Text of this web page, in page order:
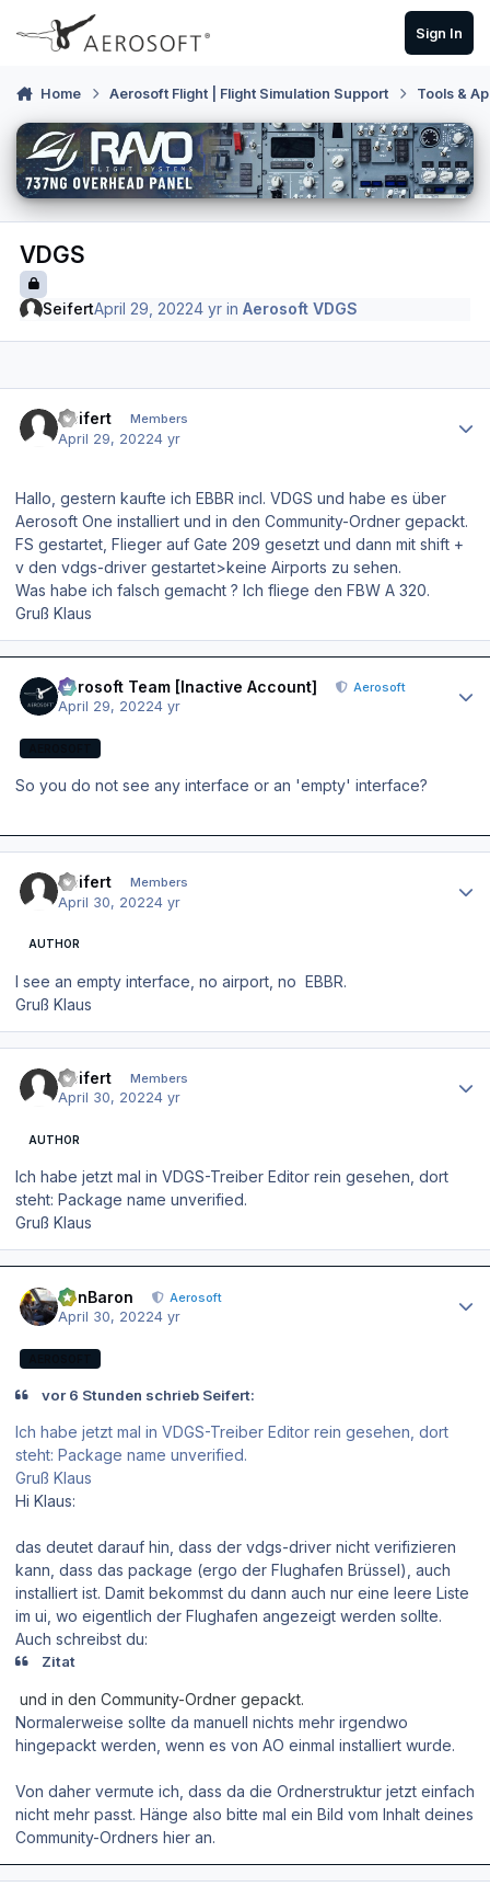
Skip to content
Sign In
Home Aerosoft Flight | Flight Simulation Support Tools &
VDGS
SeifertApril 29, 20224 yr inAerosoft VDGS
Seifert Members
April 29, 20224 yr
Hallo, gestern kaufte ich EBBR incl. VDGS und habe es über
Aerosoft One installiert und in den Community-Ordner gepackt.
FS gestartet, Flieger auf Gate 209 gesetzt und dann mit shift +
v den vdgs-driver gestartet>keine Airports zu sehen.
Was habe ich falsch gemacht ? Ich fliege den FBW A 320.
Gruß Klaus
Aerosoft Team [Inactive Account] Aerosoft
April 29, 20224 yr
So you do not see any interface or an 'empty' interface?
Seifert Members
April 30, 20224 yr
AUTHOR
I see an empty interface, no airport, no EBBR.
Gruß Klaus
Seifert Members
April 30, 20224 yr
AUTHOR
Ich habe jetzt mal in VDGS-Treiber Editor rein gesehen, dort
steht: Package name unverified.
Gruß Klaus
BenBaron Aerosoft
April 30, 20224 yr
vor 6 Stunden schrieb Seifert:
Ich habe jetzt mal in VDGS-Treiber Editor rein gesehen, dort
steht: Package name unverified.
Gruß Klaus
Hi Klaus:
das deutet darauf hin, dass der vdgs-driver nicht verifizieren
kann, dass das package (ergo der Flughafen Brüssel), auch
installiert ist. Damit bekommst du dann auch nur eine leere Liste
im ui, wo eigentlich der Flughafen angezeigt werden sollte.
Auch schreibst du:
Zitat
und in den Community-Ordner gepackt.
Normalerweise sollte da manuell nichts mehr irgendwo
hingepackt werden, wenn es von AO einmal installiert wurde.
Von daher vermute ich, dass da die Ordnerstruktur jetzt einfach
nicht mehr passt. Hänge also bitte mal ein Bild vom Inhalt deines
Community-Ordners hier an.